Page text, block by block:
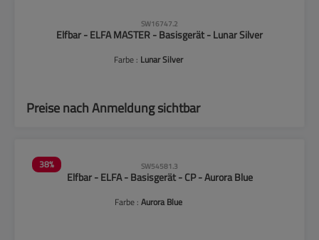
SW16747.2
Elfbar - ELFA MASTER - Basisgerät - Lunar Silver
Farbe : Lunar Silver
Preise nach Anmeldung sichtbar
38% SW54581.3
Elfbar - ELFA - Basisgerät - CP - Aurora Blue
Farbe :Aurora Blue